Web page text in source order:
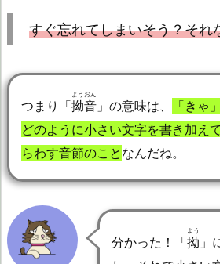
すぐ忘れてしまいそう？それ
つまり「拗音
ようおん
」の意味は、
「きゃ
どのように小さい文字を書き加え
らわす音節のこと なんだね。
分かった！「拗
よう
」